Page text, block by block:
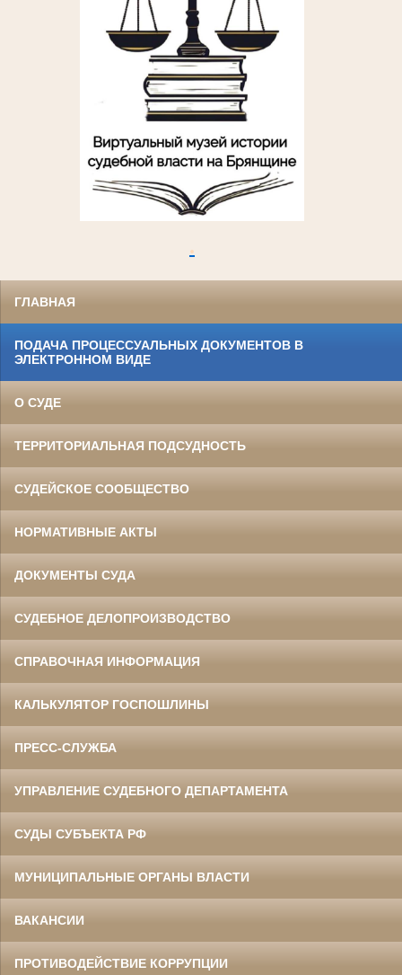
.
ГЛАВНАЯ
ПОДАЧА ПРОЦЕССУАЛЬНЫХ ДОКУМЕНТОВ В
ЭЛЕКТРОННОМ ВИДЕ
О СУДЕ
ТЕРРИТОРИАЛЬНАЯ ПОДСУДНОСТЬ
СУДЕЙСКОЕ СООБЩЕСТВО
НОРМАТИВНЫЕ АКТЫ
ДОКУМЕНТЫ СУДА
СУДЕБНОЕ ДЕЛОПРОИЗВОДСТВО
СПРАВОЧНАЯ ИНФОРМАЦИЯ
КАЛЬКУЛЯТОР ГОСПОШЛИНЫ
ПРЕСС-СЛУЖБА
УПРАВЛЕНИЕ СУДЕБНОГО ДЕПАРТАМЕНТА
СУДЫ СУБЪЕКТА РФ
МУНИЦИПАЛЬНЫЕ ОРГАНЫ ВЛАСТИ
ВАКАНСИИ
ПРОТИВОДЕЙСТВИЕ КОРРУПЦИИ